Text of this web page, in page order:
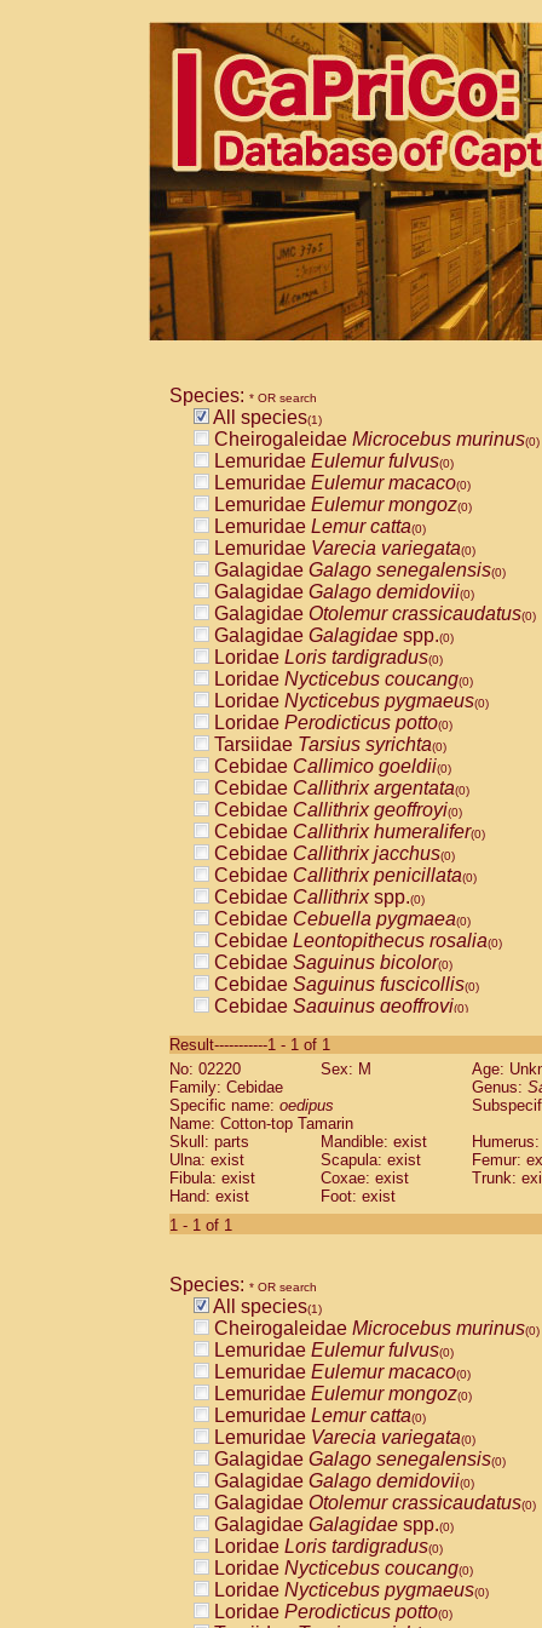
Species: * OR search
All species(1)
Cheirogaleidae Microcebus murinus(0)
Lemuridae Eulemur fulvus(0)
Lemuridae Eulemur macaco(0)
Lemuridae Eulemur mongoz(0)
Lemuridae Lemur catta(0)
Lemuridae Varecia variegata(0)
Galagidae Galago senegalensis(0)
Galagidae Galago demidovii(0)
Galagidae Otolemur crassicaudatus(0)
Galagidae Galagidae spp.(0)
Loridae Loris tardigradus(0)
Loridae Nycticebus coucang(0)
Loridae Nycticebus pygmaeus(0)
Loridae Perodicticus potto(0)
Tarsiidae Tarsius syrichta(0)
Cebidae Callimico goeldii(0)
Cebidae Callithrix argentata(0)
Cebidae Callithrix geoffroyi(0)
Cebidae Callithrix humeralifer(0)
Cebidae Callithrix jacchus(0)
Cebidae Callithrix penicillata(0)
Cebidae Callithrixspp.(0)
Cebidae Cebuella pygmaea(0)
Cebidae Leontopithecus rosalia(0)
Cebidae Saguinus bicolor(0)
Cebidae Saguinus fuscicollis(0)
Cebidae Saguinus geoffroyi(0)
CebidaeSaguinus labiatus(0)
Cebidae Saguinus leucopus (0)
Cebidae
CebidaeSaguinus mystax
Cebidae Saguinus nigricollis (0)
Cebidae Saguinus oedipus
Cebidae Saguinus weddelli
Cebidae Saguinusspp.
Cebidae
CebidaeCebus capucinus
CebidaeCebus nigrivittatus
CebidaeCebus spp.(0)
CebidaeSaimiri boliviensis(0)
CebidaeSaimiri sciureus(0)
AtelidaeAlouatta caraya(0)
AtelidaeAlouatta fusca(0)
AtelidaeAlouatta seniculus(0)
AtelidaeAlouattaspp.(0)
AtelidaeAteles belzebuth(0)
AtelidaeAteles geoffroyi(0)
AtelidaeAteles paniscus(0)
AtelidaeAtelesspp.(0)
AtelidaeLagothrix lagothricha(0)
AtelidaeLagothrix lagothricha cana
PitheciidaeCacajao calvus
Result-----------1 - 1 of 1
No: 02220
Sex: M
Age:
Family: Cebidae
Genus:
Specific name: oedipus
Name: Cotton-top Tamarin
Skull: parts
Mandible: exist
Ulna: exist
Scapula: exist
Femur:
Fibula: exist
Coxae: exist
Trunk:
Hand: exist
Foot: exist
1 - 1 of 1
Species: * OR search
All species(1)
Cheirogaleidae Microcebus murinus(0)
Lemuridae Eulemur fulvus(0)
Lemuridae Eulemur macaco(0)
Lemuridae Eulemur mongoz(0)
Lemuridae Lemur catta(0)
Lemuridae Varecia variegata(0)
Galagidae Galago senegalensis(0)
Galagidae Galago demidovii(0)
Galagidae Otolemur crassicaudatus(0)
Galagidae Galagidae spp.(0)
Loridae Loris tardigradus(0)
Loridae Nycticebus coucang(0)
Loridae Nycticebus pygmaeus(0)
Loridae Perodicticus potto(0)